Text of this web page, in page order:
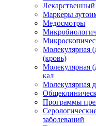
Маркеры
Медосмотры
Молекулярная
(кровь)
Молекулярная
кал
Молекулярная
Программы
заболеваний